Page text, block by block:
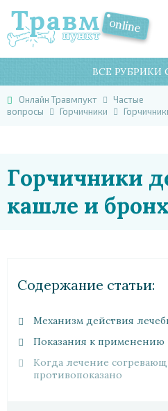
ВСЕ РУБРИКИ
Онлайн Травмпукт
Частые
вопросы
Горчичники
Горчичники
кашле и
Cодержание статьи:
Механизм действия
Показания к применению
Когда лечение
противопоказано